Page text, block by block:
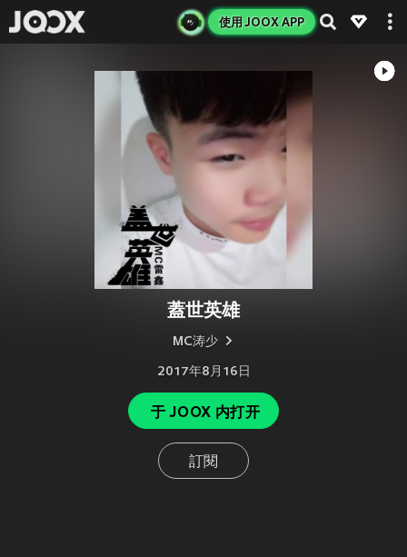
使用 JOOX APP
蓋世英雄
MC涛少
2017年8月16日
于 JOOX 内打开
訂閱